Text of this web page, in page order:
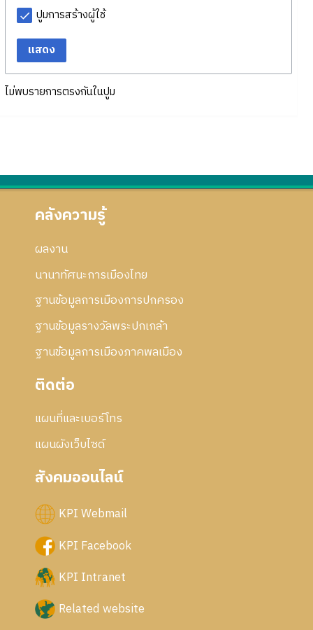
ปูมการสร้างผู้ใช้
แสดง
ไม่พบรายการตรงกันในปูม
คลังความรู้
ผลงาน
นานาทัศนะการเมืองไทย
ฐานข้อมูลการเมืองการปกครอง
ฐานข้อมูลรางวัลพระปกเกล้า
ฐานข้อมูลการเมืองภาคพลเมือง
ติดต่อ
แผนที่และเบอร์โทร
แผนผังเว็บไซด์
สังคมออนไลน์
KPI Webmail
KPI Facebook
KPI Intranet
Related website